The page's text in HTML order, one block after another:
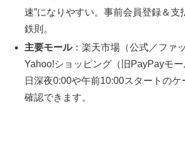
速”になりやすい。事前会員登録＆支
鉄則。
主要モール：楽天市場（公式／ファ
Yahoo!ショッピング（旧PayPayモ
日深夜0:00や午前10:00スタートのケ
確認できます。